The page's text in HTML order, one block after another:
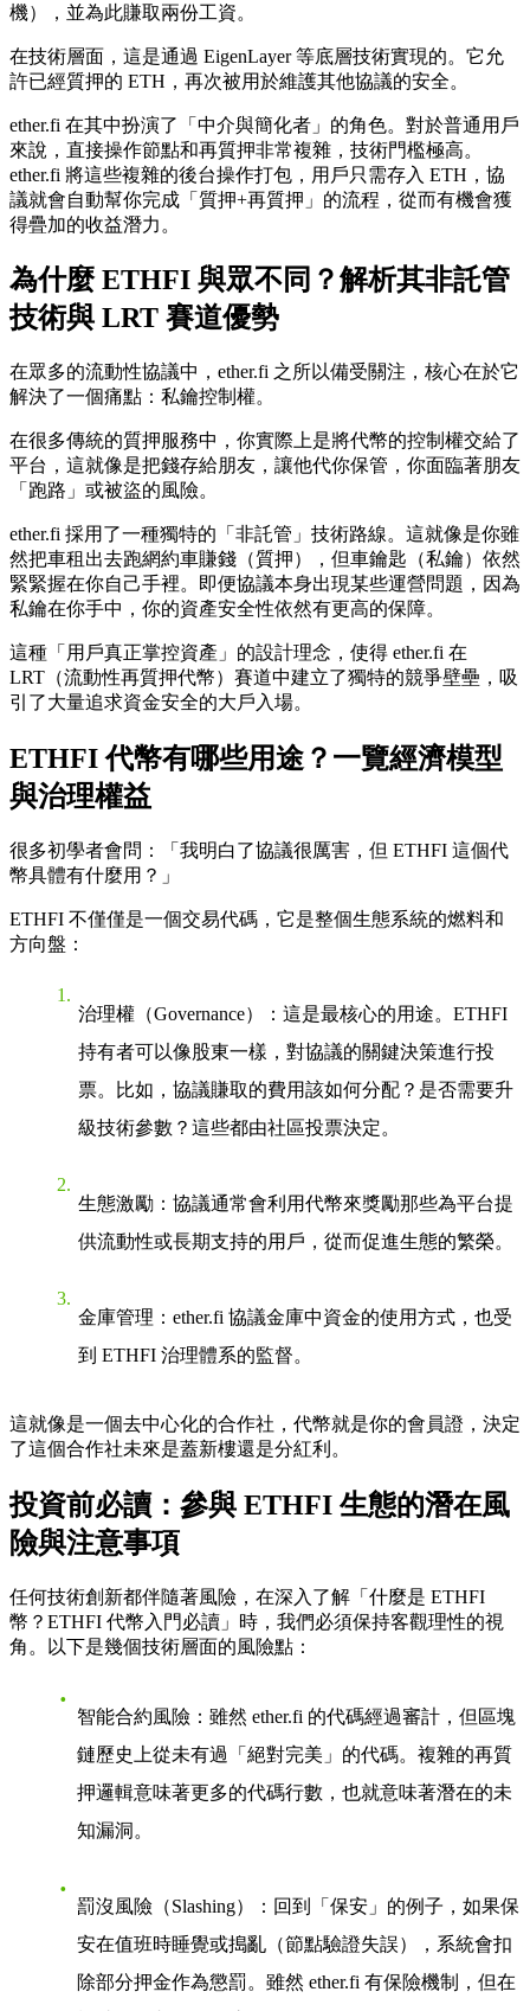
機），並為此賺取兩份工資。
在技術層面，這是通過 EigenLayer 等底層技術實現的。它允
許已經質押的 ETH，再次被用於維護其他協議的安全。
ether.fi 在其中扮演了「中介與簡化者」的角色。對於普通用戶
來說，直接操作節點和再質押非常複雜，技術門檻極高。
ether.fi 將這些複雜的後台操作打包，用戶只需存入 ETH，協
議就會自動幫你完成「質押+再質押」的流程，從而有機會獲
得疊加的收益潛力。
為什麼 ETHFI 與眾不同？解析其非託管
技術與 LRT 賽道優勢
在眾多的流動性協議中，ether.fi 之所以備受關注，核心在於它
解決了一個痛點： 私鑰控制權。
在很多傳統的質押服務中，你實際上是將代幣的控制權交給了
平台，這就像是把錢存給朋友，讓他代你保管，你面臨著朋友
「跑路」或被盜的風險。
ether.fi 採用了一種獨特的「非託管」技術路線。這就像是你雖
然把車租出去跑網約車賺錢（質押），但車鑰匙（私鑰）依然
緊緊握在你自己手裡。即便協議本身出現某些運營問題，因為
私鑰在你手中，你的資產安全性依然有更高的保障。
這種「用戶真正掌控資產」的設計理念，使得 ether.fi 在
LRT（流動性再質押代幣）賽道中建立了獨特的競爭壁壘，吸
引了大量追求資金安全的大戶入場。
ETHFI 代幣有哪些用途？一覽經濟模型
與治理權益
很多初學者會問：「我明白了協議很厲害，但 ETHFI 這個代
幣具體有什麼用？」
ETHFI 不僅僅是一個交易代碼，它是整個生態系統的燃料和
方向盤：
治理權（Governance）
：這是最核心的用途。ETHFI
持有者可以像股東一樣，對協議的關鍵決策進行投
票。比如，協議賺取的費用該如何分配？是否需要升
級技術參數？這些都由社區投票決定。
生態激勵 ：協議通常會利用代幣來獎勵那些為平台提
供流動性或長期支持的用戶，從而促進生態的繁榮。
金庫管理 ：ether.fi 協議金庫中資金的使用方式，也受
到 ETHFI 治理體系的監督。
這就像是一個去中心化的合作社，代幣就是你的會員證，決定
了這個合作社未來是蓋新樓還是分紅利。
投資前必讀：參與 ETHFI 生態的潛在風
險與注意事項
任何技術創新都伴隨著風險，在深入了解「什麼是 ETHFI
幣？ETHFI 代幣入門必讀」時，我們必須保持客觀理性的視
角。以下是幾個技術層面的風險點：
智能合約風險 ：雖然 ether.fi 的代碼經過審計，但區塊
鏈歷史上從未有過「絕對完美」的代碼。複雜的再質
押邏輯意味著更多的代碼行數，也就意味著潛在的未
知漏洞。
罰沒風險（Slashing）
：回到「保安」的例子，如果保
安在值班時睡覺或搗亂（節點驗證失誤），系統會扣
除部分押金作為懲罰。雖然 ether.fi 有保險機制，但在